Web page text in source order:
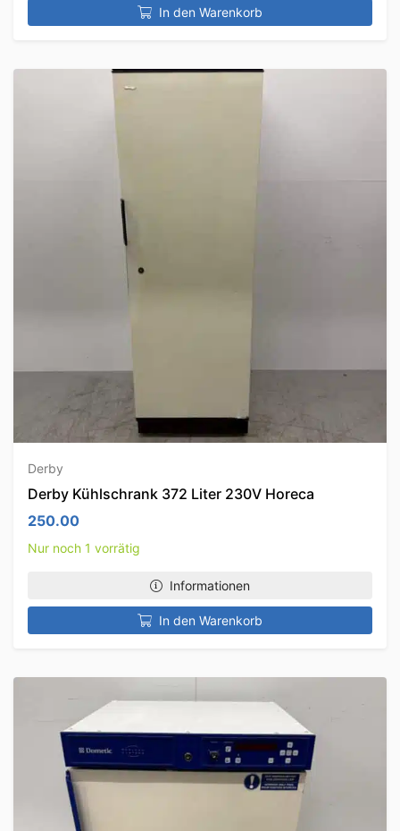
In den Warenkorb
Derby
Derby Kühlschrank 372 Liter 230V Horeca
250.00
Nur noch 1 vorrätig
Informationen
In den Warenkorb